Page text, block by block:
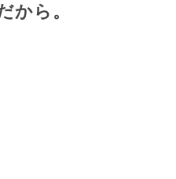
から。